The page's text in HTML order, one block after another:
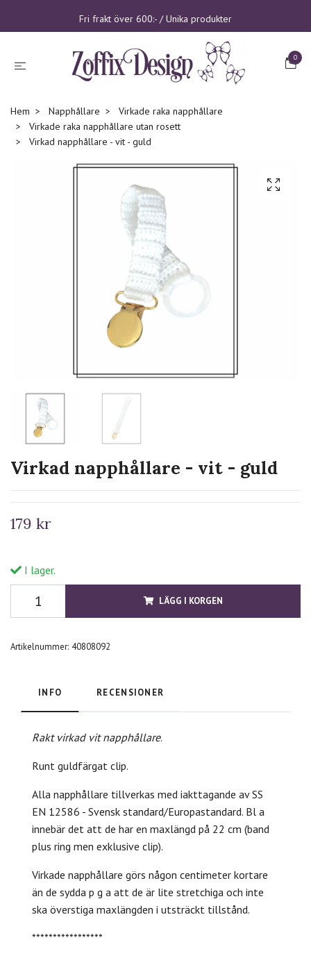
Fri frakt över 600:- / Unika produkter
0
Hem Napphållare
Virkade raka napphållare
Virkade raka napphållare utan rosett
Virkad napphållare - vit - guld
Virkad napphållare - vit - guld
179 kr
I lager.
LÄGG I KORGEN
Artikelnummer: 40808092
INFO RECENSIONER
Rakt virkad vit napphållare.
Runt guldfärgat clip.
Alla napphållare tillverkas med iakttagande av SS
EN 12586 - Svensk standard/Europastandard. Bl a
innebär det att de har en maxlängd på 22 cm (band
plus ring men exklusive clip).
Virkade napphållare görs någon centimeter kortare
än de sydda p g a att de är lite stretchiga och inte
ska överstiga maxlängden i utsträckt tillstånd.
*****************